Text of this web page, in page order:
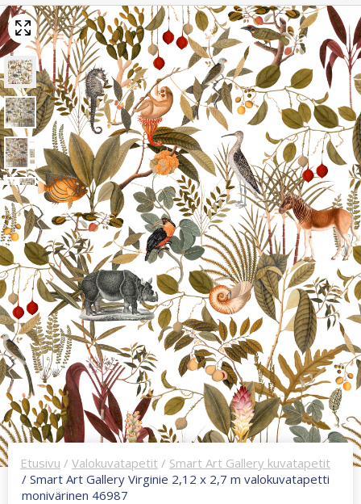
Etusivu / Valokuvatapetit / Smart Art Gallery kuvatapetit
/ Smart Art Gallery Virginie 2,12 x 2,7 m valokuvatapetti
monivärinen 46987